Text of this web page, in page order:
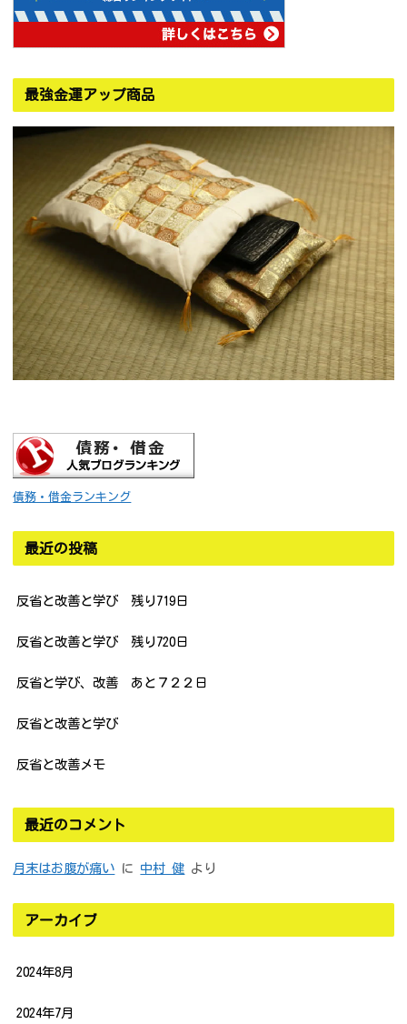
最強金運アップ商品
債務・借金ランキング
最近の投稿
反省と改善と学び 残り719日
反省と改善と学び 残り720日
反省と学び、改善 あと７２２日
反省と改善と学び
反省と改善メモ
最近のコメント
月末はお腹が痛い に 中村 健 より
アーカイブ
2024年8月
2024年7月